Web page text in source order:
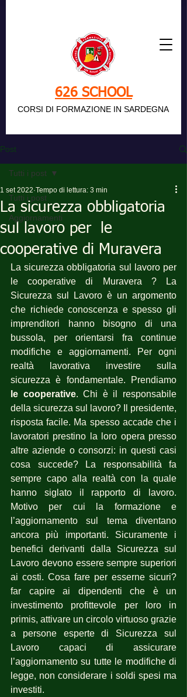
626 SCHOOL
CORSI DI FORMAZIONE IN SARDEGNA
Post
Tutti i post
Aggiornamenti
Tutti i post
La sicurezza obbligatoria
sul lavoro per le
cooperative di Muravera
1 set 2022 Tempo di lettura: 3 min
La sicurezza obbligatoria sul lavoro per
le cooperative di Muravera ? La
Sicurezza sul Lavoro è un argomento
che richiede conoscenza e spesso gli
imprenditori hanno bisogno di una
bussola, per orientarsi fra continue
modifiche e aggiornamenti. Per ogni
realtà lavorativa investire sulla
le cooperative. Chi è il responsabile
della sicurezza sul lavoro? Il presidente,
risposta facile. Ma spesso accade che i
lavoratori prestino la loro opera presso
altre aziende o consorzi: in questi casi
cosa succede? La responsabilità fa
sempre capo alla realtà con la quale
hanno siglato il rapporto di lavoro.
Motivo per cui la formazione e
l’aggiornamento sul tema diventano
ancora più importanti. Sicuramente i
benefici derivanti dalla Sicurezza sul
Lavoro devono essere sempre superiori
ai costi. Cosa fare per esserne sicuri?
far capire ai dipendenti che è un
investimento profittevole per loro in
primis, attivare un circolo virtuoso grazie
a persone esperte di Sicurezza sul
Lavoro capaci di assicurare
l’aggiornamento su tutte le modifiche di
legge, non considerare i soldi spesi ma
investiti.